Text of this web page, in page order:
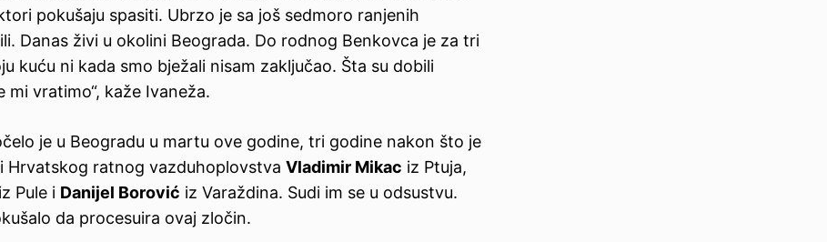
pokušaju spasiti. Ubrzo je sa još sedmoro ranjenih
Danas živi u okolini Beograda. Do rodnog Benkovca je za tri
kuću ni kada smo bježali nisam zaključao. Šta su dobili
vratimo“, kaže Ivaneža.
je u Beogradu u martu ove godine, tri godine nakon što je
Hrvatskog ratnog vazduhoplovstva Vladimir Mikac iz Ptuja,
iz Pule i Danijel Borović iz Varaždina. Sudi im se u odsustvu.
da procesuira ovaj zločin.